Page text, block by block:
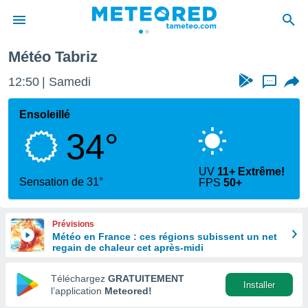
de
en
Météo Tabriz
12:50 Samedi ...
Ensoleillé
34°
Sensation de 31°
UV 11+ Extrême!
FPS50+
Prévisions
Météo en France : ces régions subissent un net
regain de chaleur cet après-midi
Téléchargez GRATUITEMENT
l’application Meteored!
Installer